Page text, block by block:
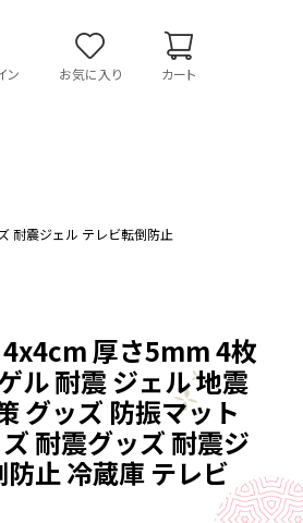
ン お気に入り カート
耐震ジェル テレビ転倒防止
4x4cm 厚さ5mm 4枚
ル 耐震 ジェル 地震
グッズ 防振マット
耐震グッズ 耐震ジ
止 冷蔵庫 テレビ